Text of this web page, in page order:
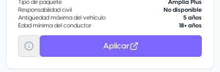
Tipo de paquete
Amplia Plus
Responsabilidad civil
No disponible
Antigüedad máxima del vehículo
5 años
Edad mínima del conductor
18+ años
Aplicar